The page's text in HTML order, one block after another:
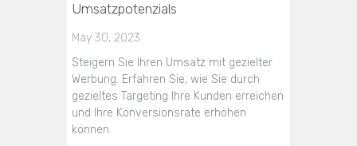
Umsatzpotenzials
May 30, 2023
Steigern Sie Ihren Umsatz mit gezielter
Werbung. Erfahren Sie, wie Sie durch
gezieltes Targeting Ihre Kunden erreichen
und Ihre Konversionsrate erhöhen
können.